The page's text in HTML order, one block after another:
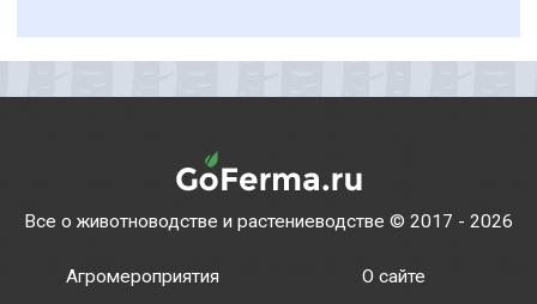
Все о животноводстве и растениеводстве © 2017 - 2026
Агромероприятия О сайте